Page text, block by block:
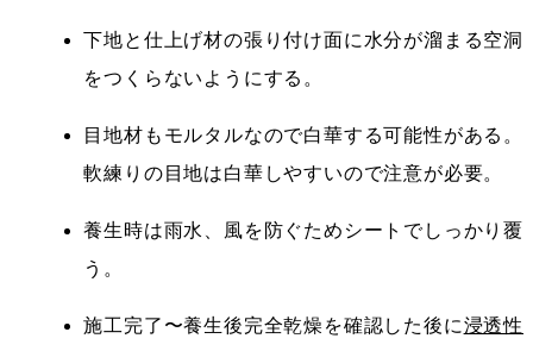
下地と仕上げ材の張り付け面に水分が溜まる空洞
をつくらないようにする。
目地材もモルタルなので白華する可能性がある。
軟練りの目地は白華しやすいので注意が必要。
養生時は雨水、風を防ぐためシートでしっかり覆
う。
施工完了〜養生後完全乾燥を確認した後に浸透性